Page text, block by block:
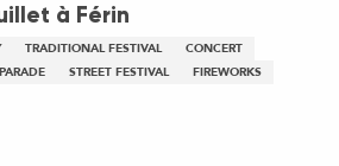
à Férin
TRADITIONAL FESTIVAL
CONCERT
STREET FESTIVAL FIREWORKS